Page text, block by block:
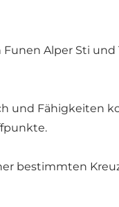
Alper Sti und
und Fähigkeiten
bestimmten